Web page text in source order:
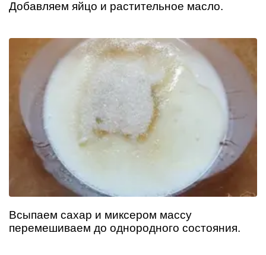
Добавляем яйцо и растительное масло.
Всыпаем сахар и миксером массу
перемешиваем до однородного состояния.